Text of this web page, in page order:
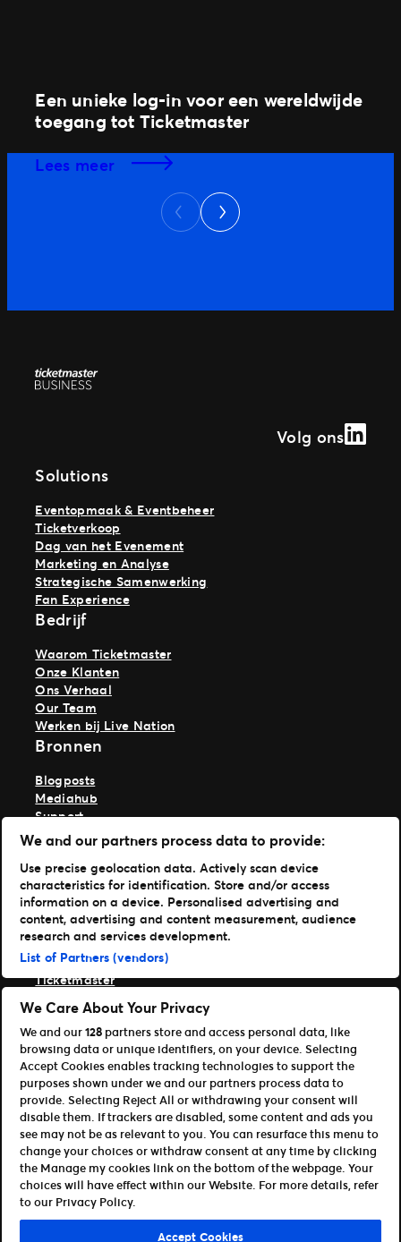
Een unieke log-in voor een wereldwijde
toegang tot Ticketmaster
lees meer
Previous
Next
Volg ons
Solutions
Eventopmaak & Eventbeheer
Ticketverkoop
Dag van het Evenement
Marketing en Analyse
Strategische Samenwerking
Fan Experience
Bedrijf
Waarom Ticketmaster
Onze Klanten
Ons Verhaal
Our Team
Werken bij Live Nation
Bronnen
Blogposts
Mediahub
Support
TM1 Log in
Get Our Apps
Ticketmaster
TM1 Reports
Onze merken
Ticketmaster
TicketWeb
Universe
Elevate
Samenwerken
Overzicht van alle Mogelijkheden
Affiliates & Verkooppartners
Ontwikkelaars (API’s en SDK’s)
GebruiksvoorwaardenPrivacybeleid Cookiebeleid
Cookies en advertentie-instellingen beheren
We and our partners process data to provide:
Use precise geolocation data. Actively scan device
characteristics for identification. Store and/or access
information on a device. Personalised advertising and
content, advertising and content measurement, audience
research and services development.
List of Partners (vendors)
We Care About Your Privacy
We and our128 partners store and access personal data, like
browsing data or unique identifiers, on your device. Selecting
Accept Cookies enables tracking technologies to support the
purposes shown under we and our partners process data to
provide. Selecting Reject All or withdrawing your consent will
disable them. If trackers are disabled, some content and ads you
see may not be as relevant to you. You can resurface this menu to
change your choices or withdraw consent at any time by clicking
the Manage my cookies link on the bottom of the webpage. Your
choices will have effect within our Website. For more details, refer
to our Privacy Policy.
Accept Cookies